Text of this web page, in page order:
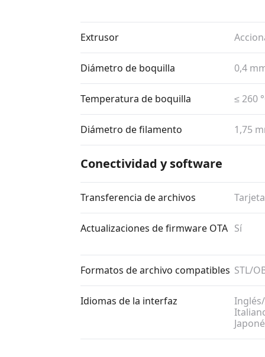
Extrusor
Diámetro de boquilla 0,4
Temperatura de boquilla ≤ 260
Diámetro de filamento 1,75
Conectividad y software
Transferencia de archivos
Actualizaciones de firmware OTA Sí
Formatos de archivo compatibles STL/​
Idiomas de la interfaz